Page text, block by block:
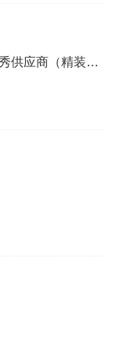
维业股份荣获深圳安居集团“2025年度优秀供应商（精装修工程）”荣誉